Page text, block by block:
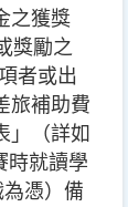
之獲獎
獎勵之
者或出
旅補助費
」（詳如
時就讀學
憑）備